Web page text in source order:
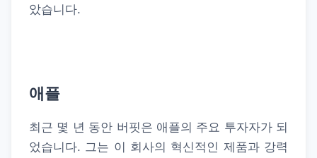
았습니다.
애플
최근 몇 년 동안 버핏은 애플의 주요 투자자가 되
었습니다. 그는 이 회사의 혁신적인 제품과 강력